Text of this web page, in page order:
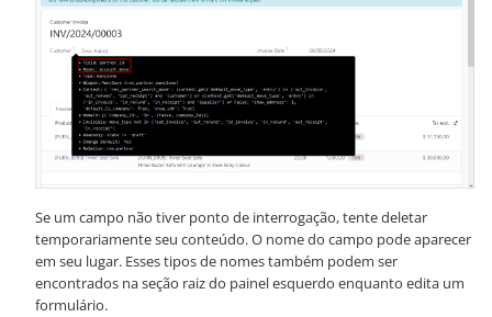
Se um campo não tiver ponto de interrogação, tente deletar
temporariamente seu conteúdo. O nome do campo pode aparecer
em seu lugar. Esses tipos de nomes também podem ser
encontrados na seção raiz do painel esquerdo enquanto edita um
formulário.